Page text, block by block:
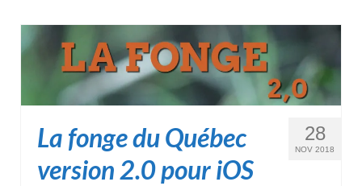
28
NOV 2018
La fonge du Québec
version 2.0 pour iOS